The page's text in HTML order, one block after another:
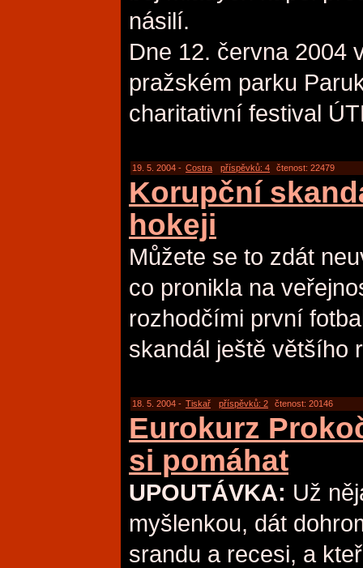
násilí.
Dne 12. června 2004
pražském parku
charitativní festival
19. 5. 2004 - Costra příspěvků: 4 čtenost: 22479
Korupční
hokeji
Můžete se to zdát
co pronikla na
rozhodčími první
skandál ještě většího
18. 5. 2004 - Tiskař příspěvků: 2 čtenost: 20146
Eurokurz
si pomáhat
UPOUTÁVKA: Už
myšlenkou, dát
srandu a recesi, a